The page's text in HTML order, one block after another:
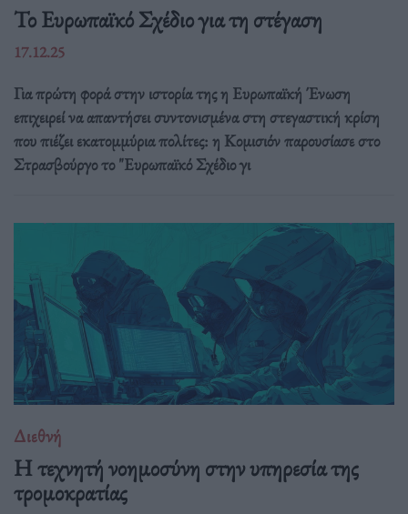
Το Ευρωπαϊκό Σχέδιο για τη στέγαση
17.12.25
Για πρώτη φορά στην ιστορία της η Ευρωπαϊκή Ένωση
επιχειρεί να απαντήσει συντονισμένα στη στεγαστική κρίση
που πιέζει εκατομμύρια πολίτες: η Κομισιόν παρουσίασε στο
Στρασβούργο το "Ευρωπαϊκό Σχέδιο γι
Διεθνή
Η τεχνητή νοημοσύνη στην υπηρεσία της
τρομοκρατίας